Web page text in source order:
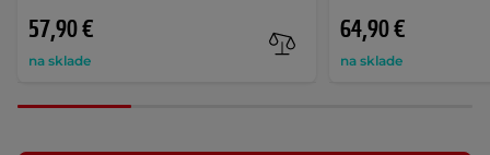
57,90 €
na sklade
64,90 €
na sklade